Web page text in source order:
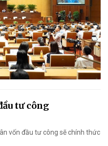
tư công
vốn đầu tư công sẽ chính thức